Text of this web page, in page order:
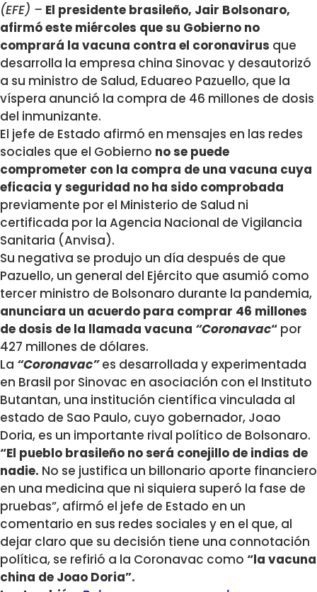
(EFE) – El presidente brasileño, Jair Bolsonaro,
afirmó este miércoles que su Gobierno no
comprará la vacuna contra el coronavirus que
desarrolla la empresa china Sinovac y desautorizó
a su ministro de Salud, Eduareo Pazuello, que la
víspera anunció la compra de 46 millones de dosis
del inmunizante.
El jefe de Estado afirmó en mensajes en las redes
sociales que el Gobierno no se puede
comprometer con la compra de una vacuna cuya
eficacia y seguridad no ha sido comprobada
previamente por el Ministerio de Salud ni
certificada por la Agencia Nacional de Vigilancia
Sanitaria (Anvisa).
Su negativa se produjo un día después de que
Pazuello, un general del Ejército que asumió como
tercer ministro de Bolsonaro durante la pandemia,
anunciara un acuerdo para comprar 46 millones
de dosis de la llamada vacuna “Coronavac“ por
427 millones de dólares.
La “Coronavac”es desarrollada y experimentada
en Brasil por Sinovac en asociación con el Instituto
Butantan, una institución científica vinculada al
estado de Sao Paulo, cuyo gobernador, Joao
Doria, es un importante rival político de Bolsonaro.
“El pueblo brasileño no será conejillo de indias de
nadie. No se justifica un billonario aporte financiero
en una medicina que ni siquiera superó la fase de
pruebas”, afirmó el jefe de Estado en un
comentario en sus redes sociales y en el que, al
dejar claro que su decisión tiene una connotación
política, se refirió a la Coronavac como “la vacuna
china de Joao Doria”.